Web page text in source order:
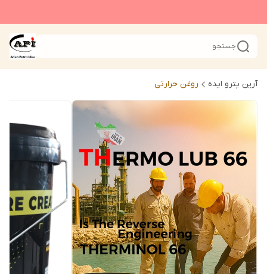
جستجو
آرین پترو ایده روغن حرارتی